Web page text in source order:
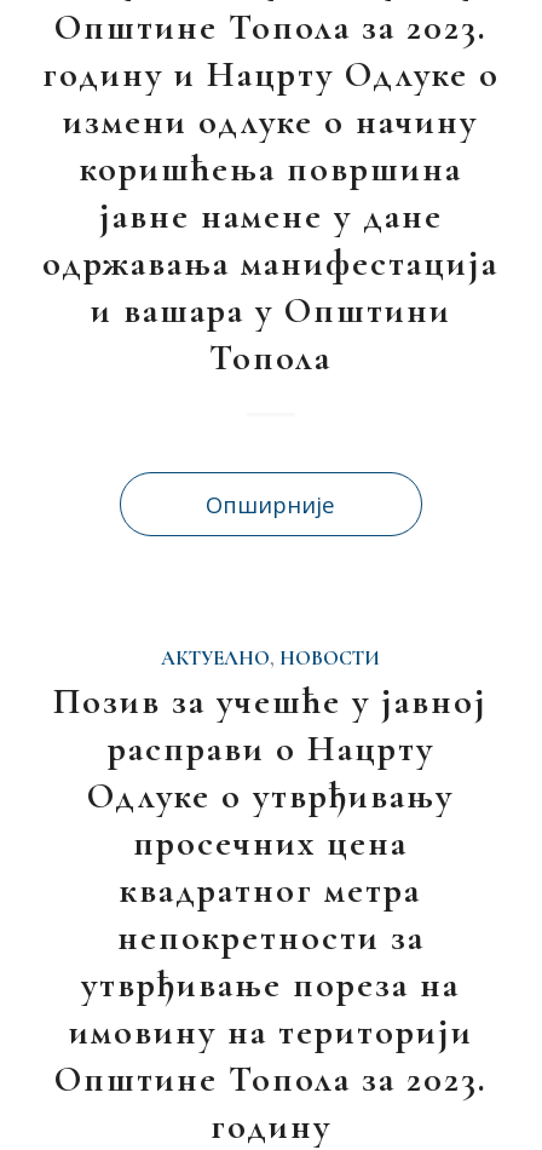
Општине Топола за 2023.
годину и Нацрту Одлуке о
измени одлуке о начину
коришћења површина
јавне намене у дане
одржавања манифестација
и вашара у Општини
Топола
Опширније
АКТУЕЛНО, НОВОСТИ
Позив за учешће у јавној
расправи о Нацрту
Одлуке о утврђивању
просечних цена
квадратног метра
непокретности за
утврђивање пореза на
имовину на територији
Општине Топола за 2023.
годину